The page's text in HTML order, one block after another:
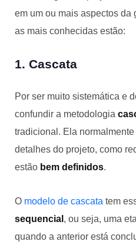
em um ou mais aspectos da
as mais conhecidas estão:
1. Cascata
Por ser muito sistemática e
confundir a metodologia
tradicional. Ela
detalhes do projeto, como
estão bem definidos.
O modelo de cascata tem
sequencial , ou seja, uma
quando a anterior está